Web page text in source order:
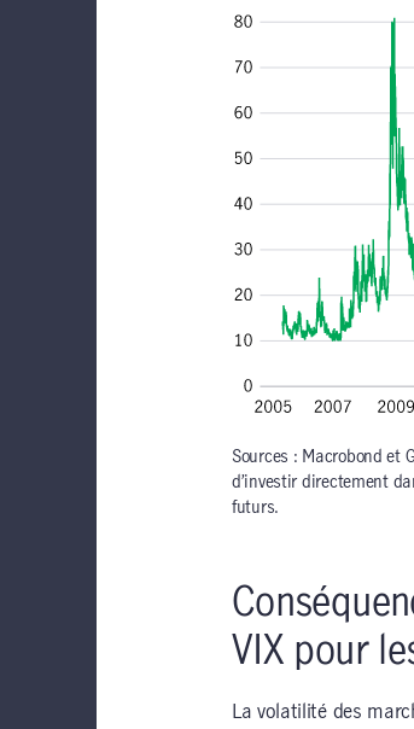
Sources : Macrobond et
d’investir directement
futurs.
VIX pour
La volatilité des